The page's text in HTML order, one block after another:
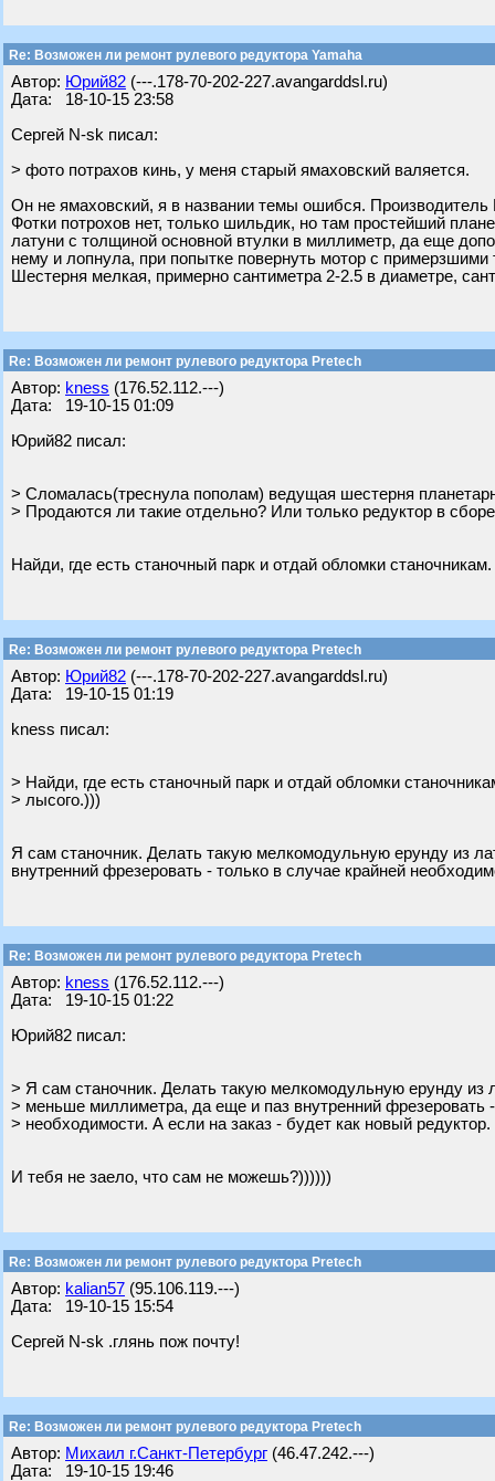
Re: Возможен ли ремонт рулевого редуктора Yamaha
Автор: Юрий82 (---.178-70-202-227.avangarddsl.ru)
Дата: 18-10-15 23:58
Сергей N-sk писал:
> фото потрахов кинь, у меня старый ямаховский валяется.
Он не ямаховский, я в названии темы ошибся. Производитель
Фотки потрохов нет, только шильдик, но там простейший
латуни с толщиной основной втулки в миллиметр, да еще
нему и лопнула, при попытке повернуть мотор с примерзшими
Шестерня мелкая, примерно сантиметра 2-2.5 в диаметре,
Re: Возможен ли ремонт рулевого редуктора Pretech
Автор: kness (176.52.112.---)
Дата: 19-10-15 01:09
Юрий82 писал:
> Сломалась(треснула пополам) ведущая шестерня
> Продаются ли такие отдельно? Или только редуктор в
Найди, где есть станочный парк и отдай обломки
Re: Возможен ли ремонт рулевого редуктора Pretech
Автор: Юрий82 (---.178-70-202-227.avangarddsl.ru)
Дата: 19-10-15 01:19
kness писал:
> Найди, где есть станочный парк и отдай обломки
> лысого.)))
Я сам станочник. Делать такую мелкомодульную ерунду из
внутренний фрезеровать - только в случае крайней
Re: Возможен ли ремонт рулевого редуктора Pretech
Автор: kness (176.52.112.---)
Дата: 19-10-15 01:22
Юрий82 писал:
> Я сам станочник. Делать такую мелкомодульную ерунду из
> меньше миллиметра, да еще и паз внутренний фрезеровать
> необходимости. А если на заказ - будет как новый редуктор.
И тебя не заело, что сам не можешь?))))))
Re: Возможен ли ремонт рулевого редуктора Pretech
Автор: kalian57 (95.106.119.---)
Дата: 19-10-15 15:54
Сергей N-sk .глянь пож почту!
Re: Возможен ли ремонт рулевого редуктора Pretech
Автор: Михаил г.Санкт-Петербург (46.47.242.---)
Дата: 19-10-15 19:46